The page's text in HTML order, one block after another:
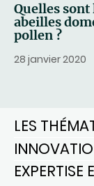
Quelles sont
abeilles
pollen ?
28 janvier 2020
LES
EXPERTISE